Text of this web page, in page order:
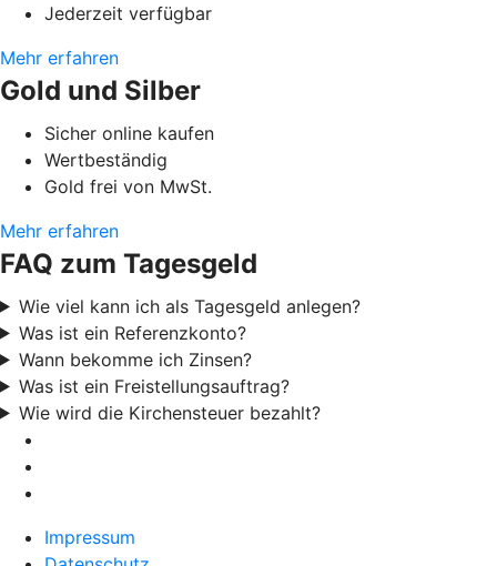
Jederzeit verfügbar
Mehr erfahren
Gold und Silber
Sicher online kaufen
Wertbeständig
Gold frei von MwSt.
Mehr erfahren
FAQ zum Tagesgeld
Wie viel kann ich als Tagesgeld anlegen?
Was ist ein Referenzkonto?
Wann bekomme ich Zinsen?
Was ist ein Freistellungsauftrag?
Wie wird die Kirchensteuer bezahlt?
Impressum